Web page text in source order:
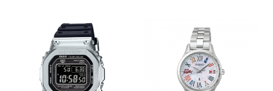
仕事・普段使い・アウトドア—用途に合わせたモ
デルが揃う